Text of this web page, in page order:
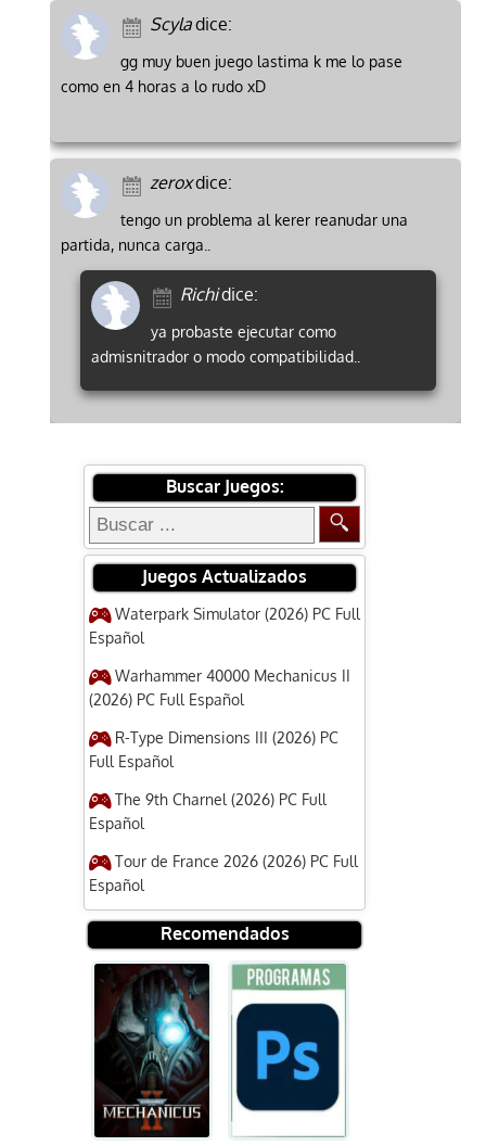
Scyladice:
gg muy buen juego lastima k me lo pase
como en 4 horas a lo rudo xD
zeroxdice:
tengo un problema al kerer reanudar una
partida, nunca carga..
Richidice:
ya probaste ejecutar como
admisnitrador o modo compatibilidad..
Buscar Juegos:
Juegos Actualizados
Waterpark Simulator (2026) PC Full
Español
Warhammer 40000 Mechanicus II
(2026) PC Full Español
R-Type Dimensions III (2026) PC
Full Español
The 9th Charnel (2026) PC Full
Español
Tour de France 2026 (2026) PC Full
Español
Recomendados